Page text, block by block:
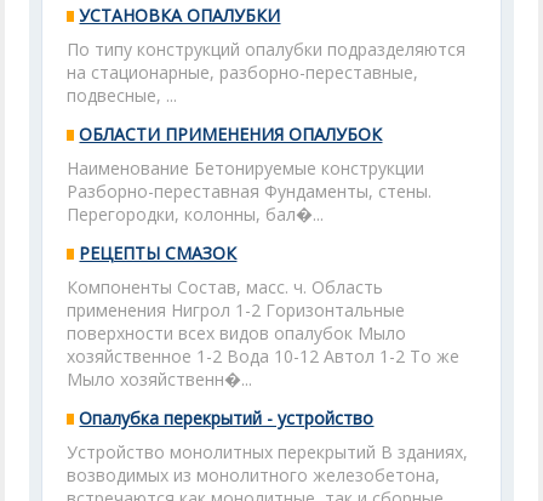
УСТАНОВКА ОПАЛУБКИ
По типу конструкций опалубки подразделяются
на стационарные, разборно-переставные,
подвесные, ...
ОБЛАСТИ ПРИМЕНЕНИЯ ОПАЛУБОК
Наименование Бетонируемые конструкции
Разборно-переставная Фундаменты, стены.
Перегородки, колонны, бал�...
РЕЦЕПТЫ СМАЗОК
Компоненты Состав, масс. ч. Область
применения Нигрол 1-2 Горизонтальные
поверхности всех видов опалубок Мыло
хозяйственное 1-2 Вода 10-12 Автол 1-2 То же
Мыло хозяйственн�...
Опалубка перекрытий - устройство
Устройство монолитных перекрытий В зданиях,
возводимых из монолитного железобетона,